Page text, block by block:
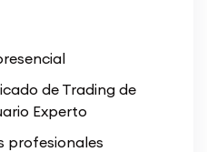
de Trading de
Experto
profesionales